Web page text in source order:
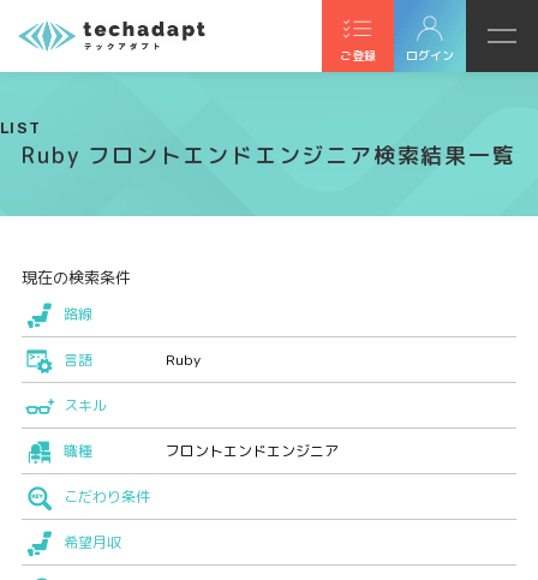
ご登録 ログイン
LIST
Ruby フロントエンドエンジニア検索結果一覧
現在の検索条件
路線
言語 Ruby
スキル
職種 フロントエンドエンジニア
こだわり条件
希望月収